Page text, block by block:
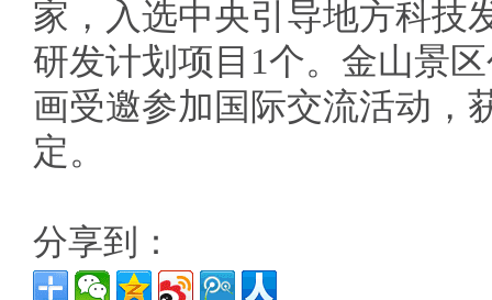
家，入选中央引导地方科技
研发计划项目1个。金山景
画受邀参加国际交流活动，
定。
分享到：